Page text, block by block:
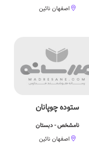
اصفهان نائین
ستوده چوپانان
نامشخص - دبستان
اصفهان نائین